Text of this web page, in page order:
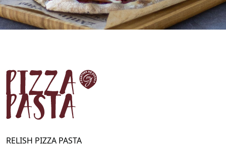
RELISH PIZZA PASTA